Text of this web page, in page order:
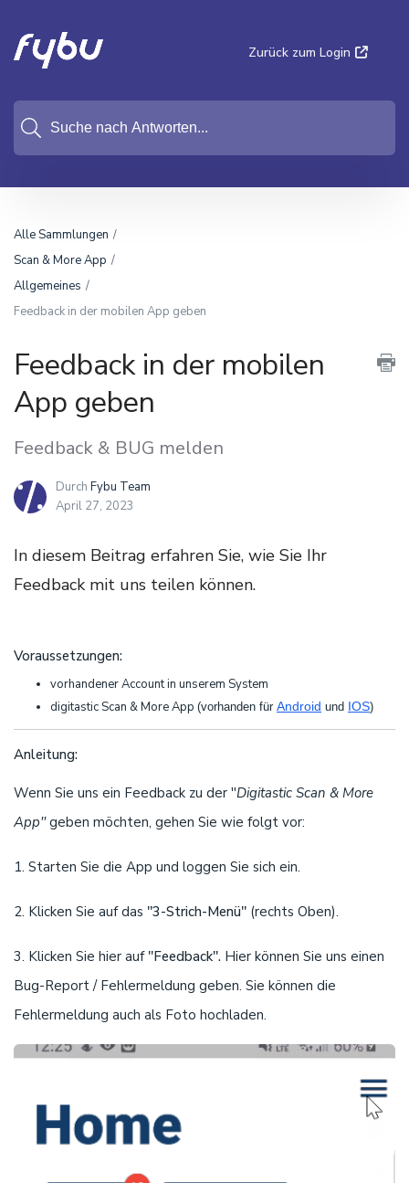
Zurück zum Login
Alle Sammlungen
Scan & More App
Allgemeines
Feedback in der mobilen App geben
Feedback in der mobilen
App geben
Feedback & BUG melden
Durch Fybu Team
April 27, 2023
In diesem Beitrag erfahren Sie, wie Sie Ihr
Feedback mit uns teilen können.
Voraussetzungen:
vorhandener Account in unserem System
digitastic Scan & More App (vorhanden für Android und IOS)
Anleitung:
Wenn Sie uns ein Feedback zu der ''Digitastic Scan & More
App''geben möchten, gehen Sie wie folgt vor:
1. Starten Sie die App und loggen Sie sich ein.
2. Klicken Sie auf das ''3-Strich-Menü'' (rechts Oben).
3. Klicken Sie hier auf ''Feedback''. Hier können Sie uns einen
Bug-Report / Fehlermeldung geben. Sie können die
Fehlermeldung auch als Foto hochladen.